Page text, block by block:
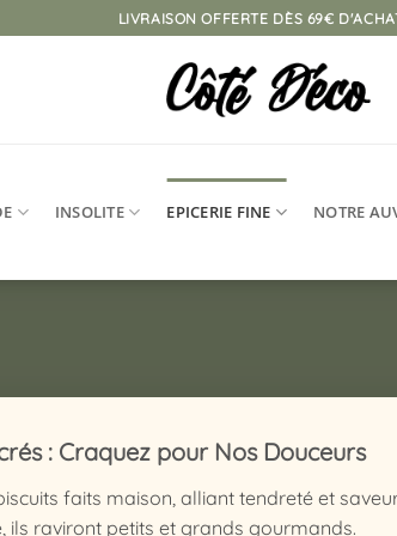
LIVRAISON OFFERTE DÈS 69€
INSOLITE EPICERIE FINE NOTRE
: Craquez pour Nos Douceurs
faits maison, alliant tendreté et
ils raviront petits et grands gourmands.